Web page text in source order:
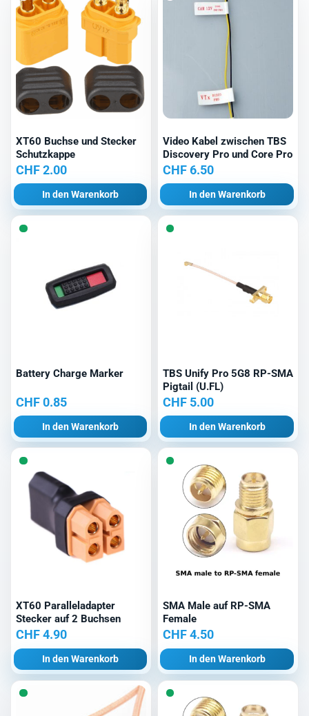
XT60 Buchse und Stecker
Schutzkappe
CHF2.00
In den Warenkorb
Video Kabel zwischen TBS
Discovery Pro und Core Pro
CHF6.50
In den Warenkorb
Battery Charge Marker
CHF0.85
In den Warenkorb
TBS Unify Pro 5G8 RP-SMA
Pigtail (U.FL)
CHF5.00
In den Warenkorb
XT60 Paralleladapter
Stecker auf 2 Buchsen
CHF4.90
In den Warenkorb
SMA Male auf RP-SMA
Female
CHF4.50
In den Warenkorb